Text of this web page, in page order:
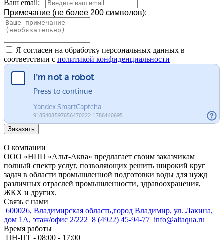
Ваш email:
Примечание (не более 200 символов):
Я согласен на обработку персональных данных в
соответствии с политикой конфиденциальности
Заказать
О компании
ООО «НПП «Альт-Аква» предлагает своим заказчикам
полный спектр услуг, позволяющих решить широкий круг
задач в области промышленной подготовки воды для нужд
различных отраслей промышленности, здравоохранения,
ЖКХ и других.
Связь с нами
600026, Владимирская область,город Владимир, ул. Лакина,
дом 1А, этаж/офис 2/222 8 (4922) 45-94-77 info@altaqua.ru
Время работы
ПН-ПТ - 08:00 - 17:00